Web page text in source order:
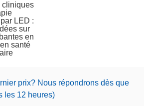
cliniques
LED :
sur
en
santé
prix? Nous répondrons dès que
les 12 heures)